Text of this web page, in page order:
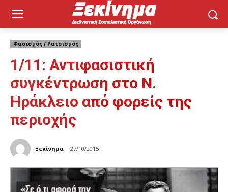
Φασισμός / Ρατσισμός
1/11: Αντιφασιστική
συγκέντρωση στο Ν.
Ηράκλειο από φορείς της
περιοχής
Ξεκίνημα 27/10/2015